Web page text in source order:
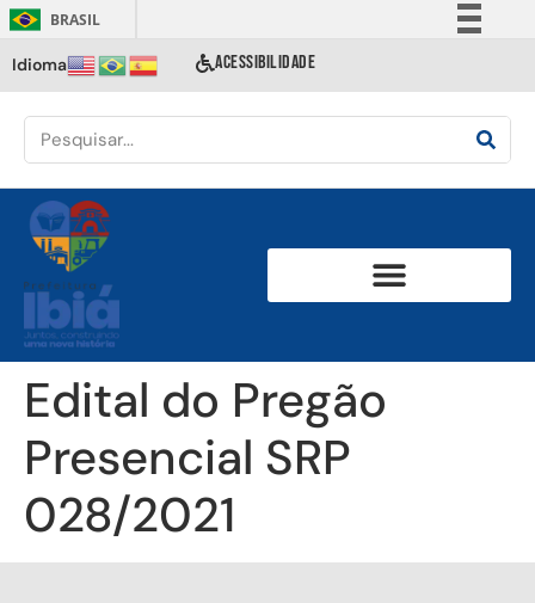
BRASIL
Comunica BR
Acesso à informação
Idioma ACESSIBILIDADE
Edital do Pregão
Presencial SRP
028/2021